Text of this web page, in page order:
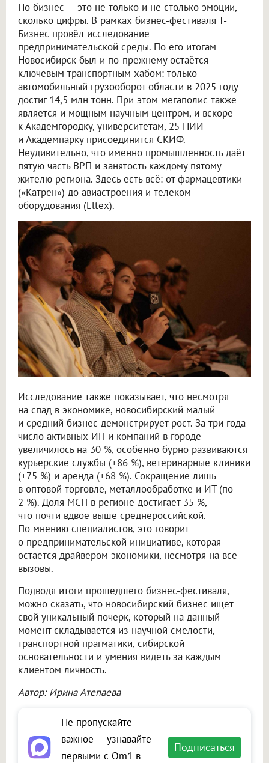
Но бизнес — это не только и не столько эмоции,
сколько цифры. В рамках бизнес-фестиваля Т-
Бизнес провёл исследование
предпринимательской среды. По его итогам
Новосибирск был и по-прежнему остаётся
ключевым транспортным хабом: только
автомобильный грузооборот области в 2025 году
достиг 14,5 млн тонн. При этом мегаполис также
является и мощным научным центром, и вскоре
к Академгородку, университетам, 25 НИИ
и Академпарку присоединится СКИФ.
Неудивительно, что именно промышленность даёт
пятую часть ВРП и занятость каждому пятому
жителю региона. Здесь есть всё: от фармацевтики
(«Катрен») до авиастроения и телеком-
оборудования (Eltex).
Исследование также показывает, что несмотря
на спад в экономике, новосибирский малый
и средний бизнес демонстрирует рост. За три года
число активных ИП и компаний в городе
увеличилось на 30 %, особенно бурно развиваются
курьерские службы (+86 %), ветеринарные клиники
(+75 %) и аренда (+68 %). Сокращение лишь
в оптовой торговле, металлообработке и ИТ (по –
2 %). Доля МСП в регионе достигает 35 %,
что почти вдвое выше среднероссийской.
По мнению специалистов, это говорит
о предпринимательской инициативе, которая
остаётся драйвером экономики, несмотря на все
вызовы.
Подводя итоги прошедшего бизнес-фестиваля,
можно сказать, что новосибирский бизнес ищет
свой уникальный почерк, который на данный
момент складывается из научной смелости,
транспортной прагматики, сибирской
основательности и умения видеть за каждым
клиентом личность.
Автор: Ирина Атепаева
Не пропускайте
важное — узнавайте
первыми с Om1 в
Подписаться